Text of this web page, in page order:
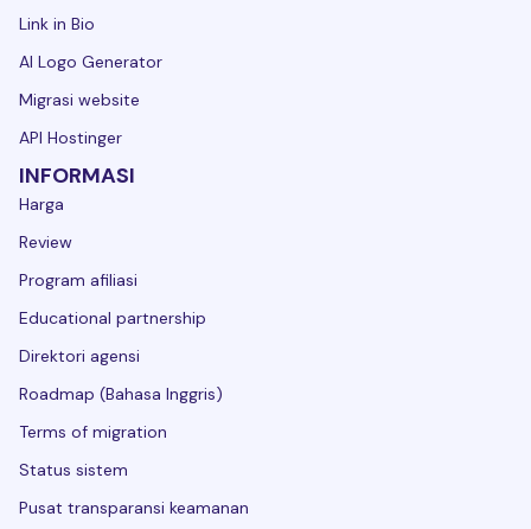
Link in Bio
AI Logo Generator
Migrasi website
API Hostinger
INFORMASI
Harga
Review
Program afiliasi
Educational partnership
Direktori agensi
Roadmap (Bahasa Inggris)
Terms of migration
Status sistem
Pusat transparansi keamanan